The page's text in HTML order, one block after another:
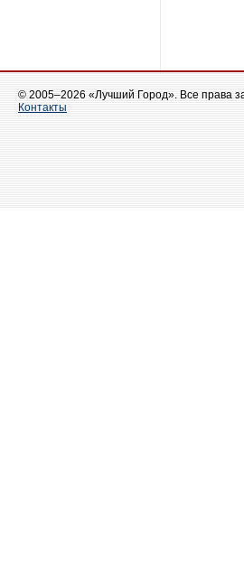
© 2005–2026 «Лучший Город». Все права
Контакты